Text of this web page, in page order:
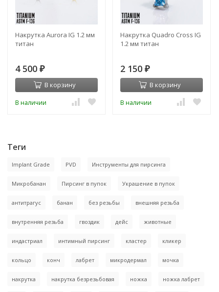
Накрутка Aurora IG 1.2 мм
титан
4 500 ₽
В корзину
В наличии
Накрутка Quadro Cross IG
1.2 мм титан
2 150 ₽
В корзину
В наличии
Теги
Implant Grade PVD Инструменты для пирсинга
Микробанан Пирсинг в пупок Украшение в пупок
антитрагус банан без резьбы внешняя резьба
внутренняя резьба гвоздик дейс животные
индастриал интимный пирсинг кластер кликер
кольцо конч лабрет микродермал мочка
накрутка накрутка безрезьбовая ножка ножка лабрет